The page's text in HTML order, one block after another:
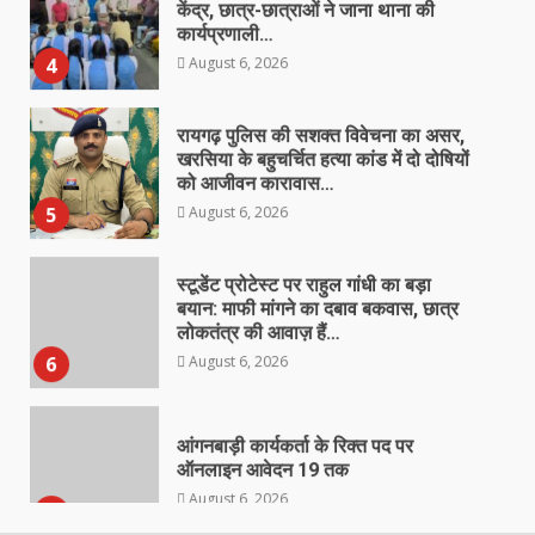
4 August 6, 2026
5
को आजीवन कारावास…
August 6, 2026
लोकतंत्र की आवाज़ हैं…
August 6, 2026
August 6, 2026